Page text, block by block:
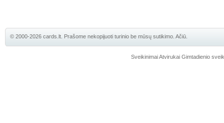
© 2000-2026 cards.lt. Prašome nekopijuoti turinio be mūsų sutikimo. Ačiū.
Sveikinimai Atvirukai Gimtadienio